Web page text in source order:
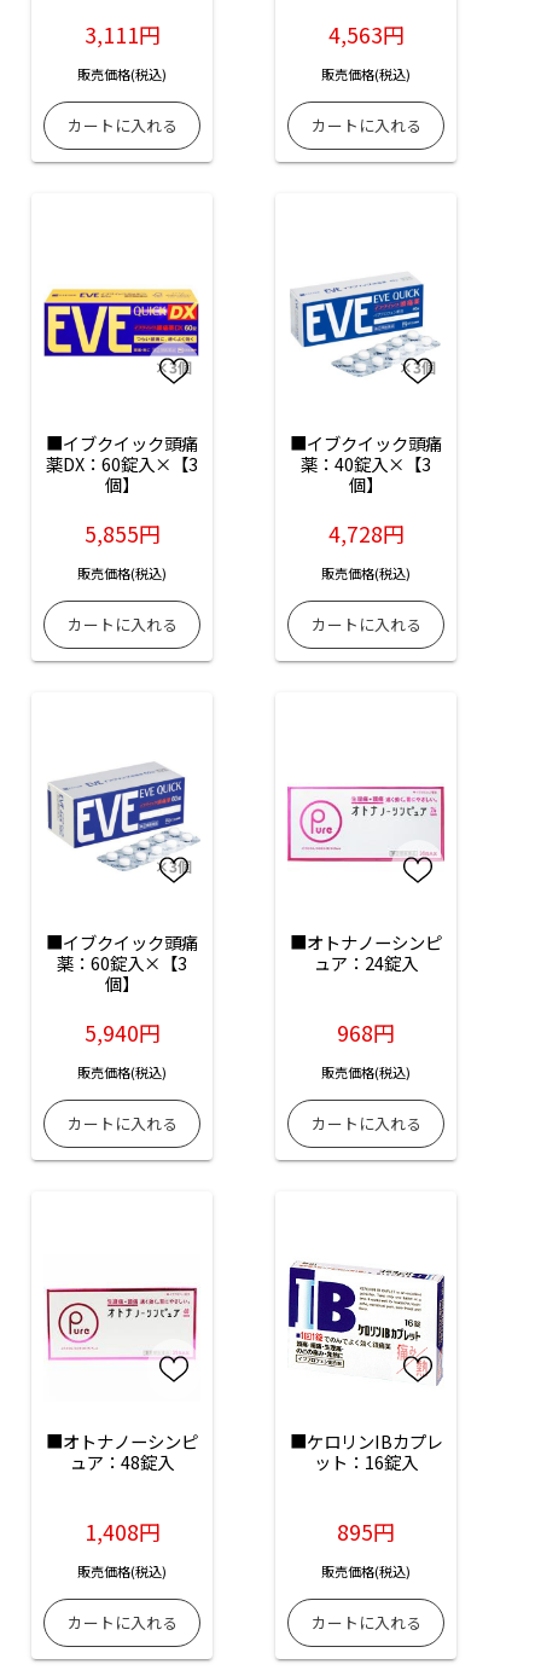
3,111円
販売価格(税込)
4,563円
販売価格(税込)
■イブクイック頭痛
薬DX：60錠入×【3
個】
5,855円
販売価格(税込)
■イブクイック頭痛
薬：40錠入×【3
個】
4,728円
販売価格(税込)
■イブクイック頭痛
薬：60錠入×【3
個】
5,940円
販売価格(税込)
■オトナノーシンピ
ュア：24錠入
968円
販売価格(税込)
■オトナノーシンピ
ュア：48錠入
1,408円
販売価格(税込)
■ケロリンIBカプレ
ット：16錠入
895円
販売価格(税込)